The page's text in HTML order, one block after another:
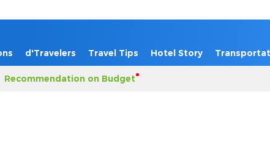
d'Travelers Travel Tips Hotel Story
Recommendation on Budget